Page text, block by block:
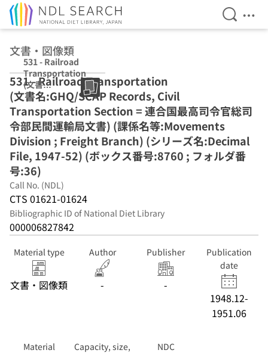
Open
文書・図像類
531 - Railroad
Transportation
(文書
名:GHQ/SCAP
Records, Civil
Transportation
Section = 連合国
最高司令官総司令
部民間運輸局文
書) (課係名
等:Movements
Division ;
Freight Branch)
(シリーズ
名:Decimal File,
1947-52) (ボック
ォルダ番号:36)
531 - Railroad Transportation
(文書名:GHQ/SCAP Records, Civil
Transportation Section = 連合国最高司令官総司
令部民間運輸局文書) (課係名等:Movements
Division ; Freight Branch) (シリーズ名:Decimal
File, 1947-52) (ボックス番号:8760 ; フォルダ番
号:36)
Call No. (NDL)
CTS 01621-01624
Bibliographic ID of National Diet Library
000006827842
Material type
文書・図像類
Author
-
Publisher
-
Publication
date
1948.12-
1951.06
Material
Capacity, size,
NDC